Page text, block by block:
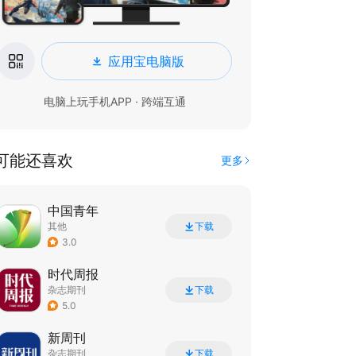
应用宝电脑版
电脑上玩手机APP · 跨端互通
能还喜欢 更多
中国青年
其他
3.0
下载
时代周报
杂志期刊
5.0
下载
新周刊
杂志期刊 下载